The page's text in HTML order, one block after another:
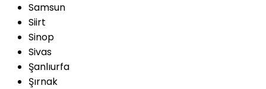
Samsun
Siirt
Sinop
Sivas
Şanlıurfa
Şırnak